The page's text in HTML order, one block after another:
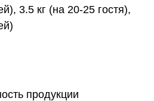
3.5 кг (на 20-25 гостя),
продукции